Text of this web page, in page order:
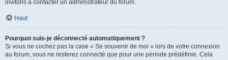
invitons à contacter un administrateur du forum.
Haut
Pourquoi suis-je déconnecté automatiquement ?
Si vous ne cochez pas la case « Se souvenir de moi » lors de votre connexion
au forum, vous ne resterez connecté que pour une période prédéfinie. Cela